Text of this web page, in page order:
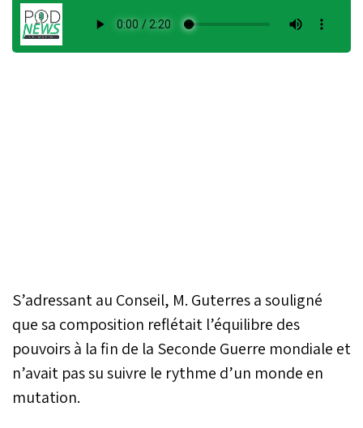
S’adressant au Conseil, M. Guterres a souligné
que sa composition reflétait l’équilibre des
pouvoirs à la fin de la Seconde Guerre mondiale et
n’avait pas su suivre le rythme d’un monde en
mutation.